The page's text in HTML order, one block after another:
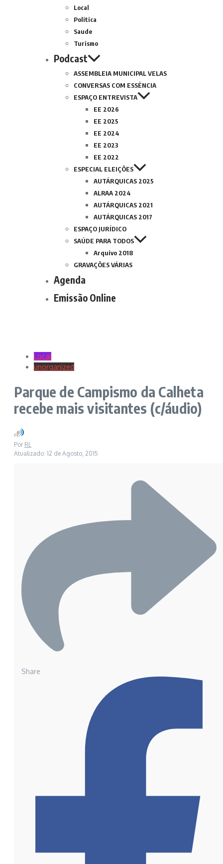
Local
Politica
Saude
Turismo
Podcast
ASSEMBLEIA MUNICIPAL VELAS
CONVERSAS COM ESSÊNCIA
ESPAÇO ENTREVISTA
EE 2026
EE 2025
EE 2024
EE 2023
EE 2022
ESPECIAL ELEIÇÕES
AUTÁRQUICAS 2025
ALRAA 2024
AUTÁRQUICAS 2021
AUTÁRQUICAS 2017
ESPAÇO JURÍDICO
SAÚDE PARA TODOS
Arquivo 2018
GRAVAÇÕES VÁRIAS
Agenda
Emissão Online
Local
unorganized
Parque de Campismo da Calheta
recebe mais visitantes (c/áudio)
Por RL
Atualizado: 12 de Agosto, 2015
Share